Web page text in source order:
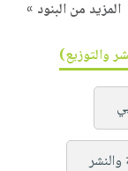
المزيد من البنود »
والتوزيع)
والنشر